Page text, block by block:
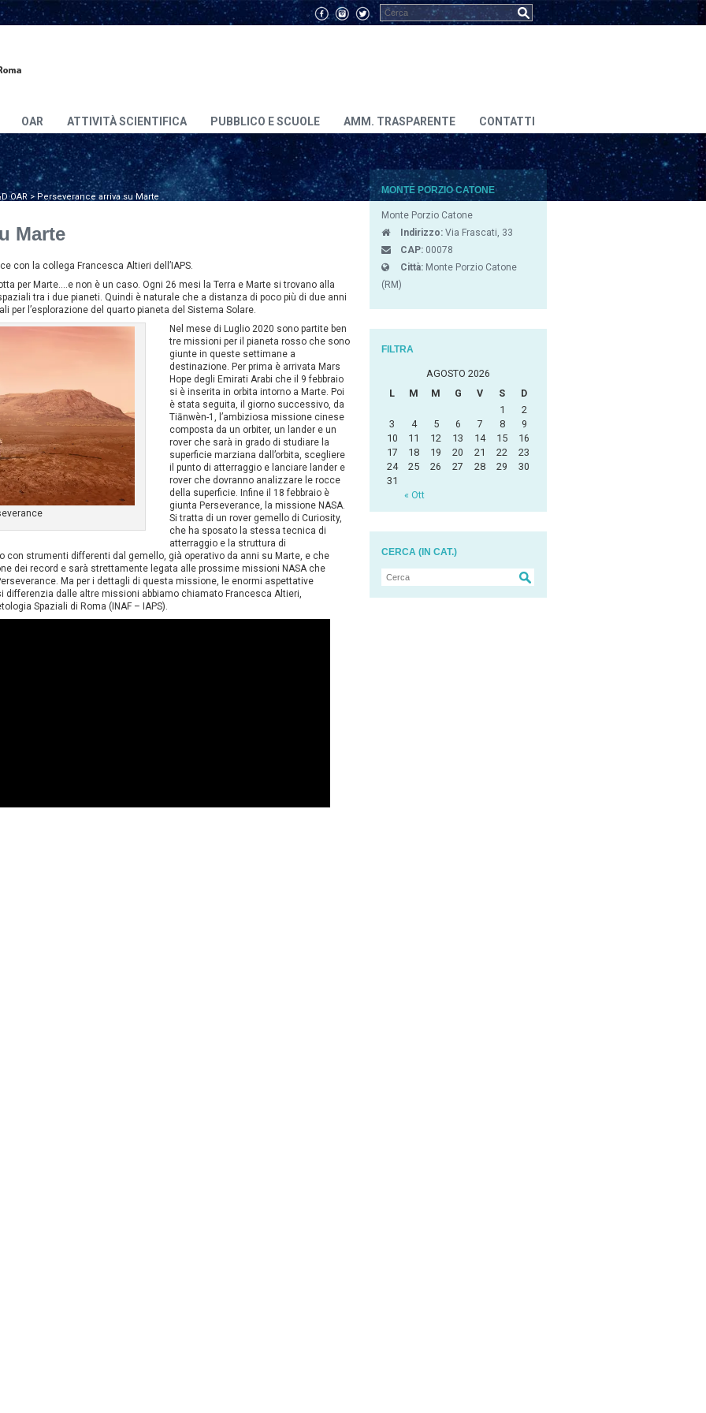
OAR ATTIVITÀ SCIENTIFICA PUBBLICO E SCUOLE AMM. TRASPARENTE CONTATTI
OAR>Perseverance arriva su Marte
Marte
con la collega Francesca Altieri dell’IAPS.
per Marte….e non è un caso. Ogni 26 mesi la Terra e Marte si trovano alla
tra i due pianeti. Quindi è naturale che a distanza di poco più di due anni
per l’esplorazione del quarto pianeta del Sistema Solare.
Nel mese di Luglio 2020 sono partite ben
tre missioni per il pianeta rosso che sono
giunte in queste settimane a
destinazione. Per prima è arrivata Mars
Hope degli Emirati Arabi che il 9 febbraio
si è inserita in orbita intorno a Marte. Poi
è stata seguita, il giorno successivo, da
Tiānwèn-1, l’ambiziosa missione cinese
composta da un orbiter, un lander e un
rover che sarà in grado di studiare la
superficie marziana dall’orbita, scegliere
il punto di atterraggio e lanciare lander e
rover che dovranno analizzare le rocce
della superficie. Infine il 18 febbraio è
giunta Perseverance, la missione NASA.
Si tratta di un rover gemello di Curiosity,
che ha sposato la stessa tecnica di
atterraggio e la struttura di
con strumenti differenti dal gemello, già operativo da anni su Marte, e che
dei record e sarà strettamente legata alle prossime missioni NASA che
Ma per i dettagli di questa missione, le enormi aspettative
differenzia dalle altre missioni abbiamo chiamato Francesca Altieri,
Spaziali di Roma (INAF – IAPS).
MONTE PORZIO CATONE
Monte Porzio Catone
Indirizzo: Via Frascati, 33
CAP: 00078
Città: Monte Porzio Catone
(RM)
FILTRA
AGOSTO 2026
L
M M G V S D
« Ott
1
2
3
4 5 6 7 8
9
10
11 12 13 14 15
16
17
18 19 20 21 22
23
24
25 26 27 28 29
30
31
CERCA (IN CAT.)